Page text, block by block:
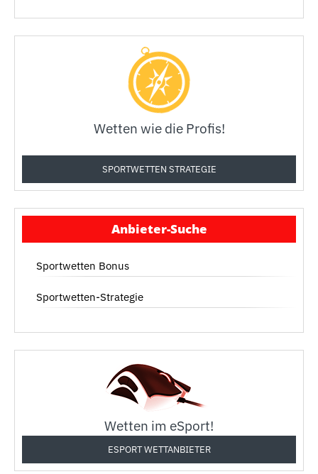
Wetten wie die Profis!
SPORTWETTEN STRATEGIE
Anbieter-Suche
Sportwetten Bonus
Sportwetten-Strategie
Wetten im eSport!
ESPORT WETTANBIETER